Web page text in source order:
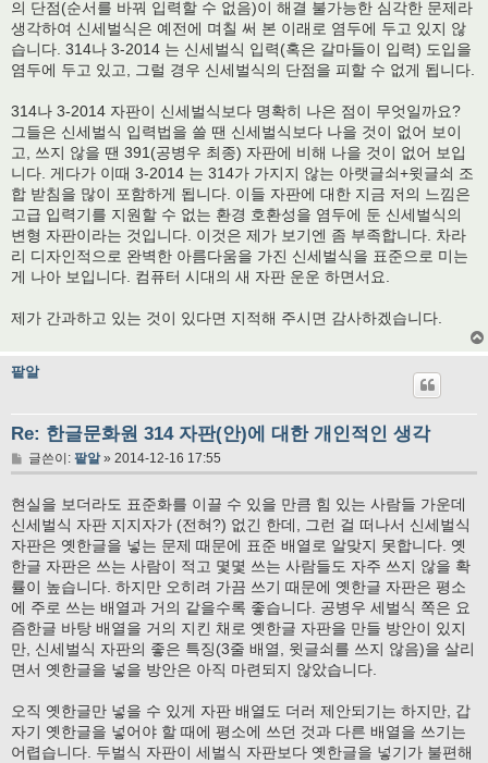
의 단점(순서를 바꿔 입력할 수 없음)이 해결 불가능한 심각한 문제라
생각하여 신세벌식은 예전에 며칠 써 본 이래로 염두에 두고 있지 않
습니다. 314나 3-2014 는 신세벌식 입력(혹은 갈마들이 입력) 도입을
염두에 두고 있고, 그럴 경우 신세벌식의 단점을 피할 수 없게 됩니다.
314나 3-2014 자판이 신세벌식보다 명확히 나은 점이 무엇일까요?
그들은 신세벌식 입력법을 쓸 땐 신세벌식보다 나을 것이 없어 보이
고, 쓰지 않을 땐 391(공병우 최종) 자판에 비해 나을 것이 없어 보입
니다. 게다가 이때 3-2014 는 314가 가지지 않는 아랫글쇠+윗글쇠 조
합 받침을 많이 포함하게 됩니다. 이들 자판에 대한 지금 저의 느낌은
고급 입력기를 지원할 수 없는 환경 호환성을 염두에 둔 신세벌식의
변형 자판이라는 것입니다. 이것은 제가 보기엔 좀 부족합니다. 차라
리 디자인적으로 완벽한 아름다움을 가진 신세벌식을 표준으로 미는
게 나아 보입니다. 컴퓨터 시대의 새 자판 운운 하면서요.
제가 간과하고 있는 것이 있다면 지적해 주시면 감사하겠습니다.
팥알
Re: 한글문화원 314 자판(안)에 대한 개인적인 생각
글
글쓴이: 팥알» 2014-12-16 17:55
현실을 보더라도 표준화를 이끌 수 있을 만큼 힘 있는 사람들 가운데
신세벌식 자판 지지자가 (전혀?) 없긴 한데, 그런 걸 떠나서 신세벌식
자판은 옛한글을 넣는 문제 때문에 표준 배열로 알맞지 못합니다. 옛
한글 자판은 쓰는 사람이 적고 몇몇 쓰는 사람들도 자주 쓰지 않을 확
률이 높습니다. 하지만 오히려 가끔 쓰기 때문에 옛한글 자판은 평소
에 주로 쓰는 배열과 거의 같을수록 좋습니다. 공병우 세벌식 쪽은 요
즘한글 바탕 배열을 거의 지킨 채로 옛한글 자판을 만들 방안이 있지
만, 신세벌식 자판의 좋은 특징(3줄 배열, 윗글쇠를 쓰지 않음)을 살리
면서 옛한글을 넣을 방안은 아직 마련되지 않았습니다.
오직 옛한글만 넣을 수 있게 자판 배열도 더러 제안되기는 하지만, 갑
자기 옛한글을 넣어야 할 때에 평소에 쓰던 것과 다른 배열을 쓰기는
어렵습니다. 두벌식 자판이 세벌식 자판보다 옛한글을 넣기가 불편해